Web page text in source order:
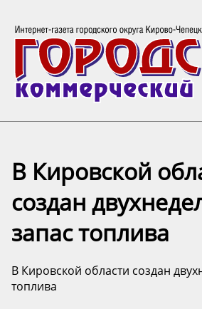
В Кировской
создан
запас топлива
В Кировской области создан
топлива